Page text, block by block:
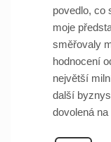
povedlo, co
moje
směřovaly
hodnocení
největší
další
dovolená